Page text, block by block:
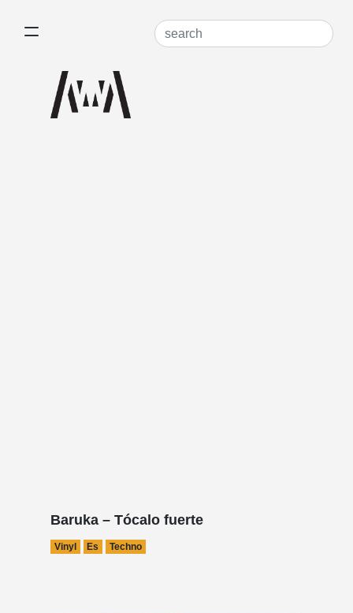
Baruka – Tócalo fuerte
Vinyl Es Techno